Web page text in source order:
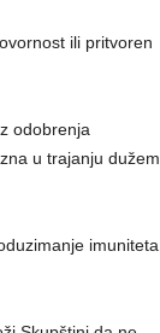
ili pritvoren
odobrenja
u trajanju dužem
imuniteta,